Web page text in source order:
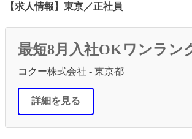
【求人情報】東京／正社員
最短8月入社OKワンラン
コクー株式会社 - 東京都
詳細を見る